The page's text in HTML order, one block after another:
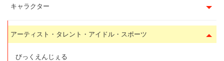
キャラクター
アーティスト・タレント・アイドル・スポーツ
びっくえんじぇる